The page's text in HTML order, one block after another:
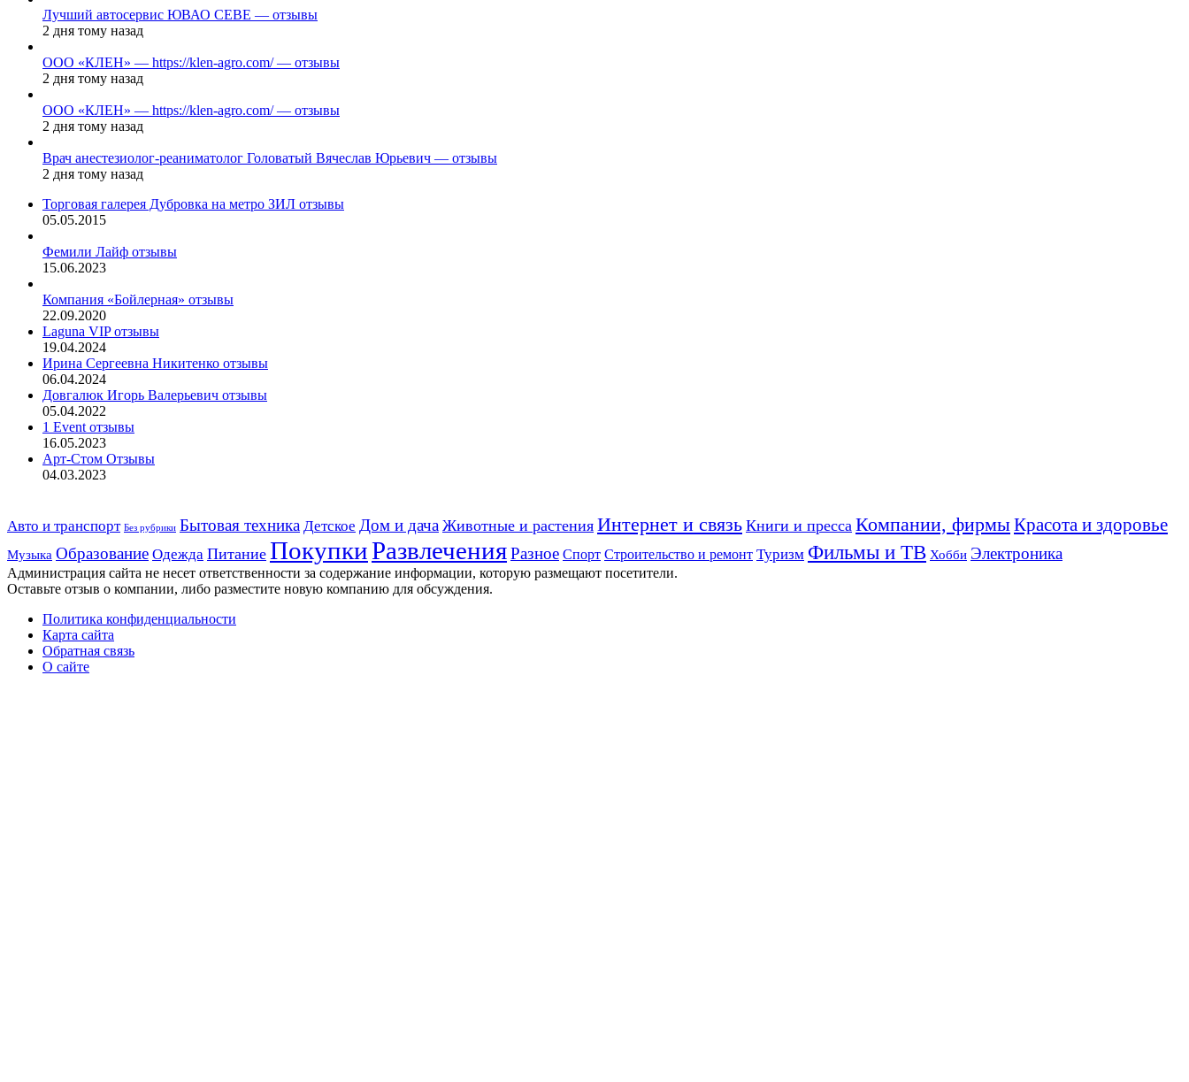
Лучший автосервис ЮВАО CEBE — отзывы
2 дня тому назад
ООО «КЛЕН» — https://klen-agro.com/ — отзывы
2 дня тому назад
ООО «КЛЕН» — https://klen-agro.com/ — отзывы
2 дня тому назад
Врач анестезиолог-реаниматолог Головатый Вячеслав Юрьевич — отзывы
2 дня тому назад
Торговая галерея Дубровка на метро ЗИЛ отзывы
05.05.2015
Фемили Лайф отзывы
15.06.2023
Компания «Бойлерная» отзывы
22.09.2020
Laguna VIP отзывы
19.04.2024
Ирина Сергеевна Никитенко отзывы
06.04.2024
Довгалюк Игорь Валерьевич отзывы
05.04.2022
1 Event отзывы
16.05.2023
Арт-Стом Отзывы
04.03.2023
Авто и транспорт Без рубрики Бытовая техника Детское Дом и дача Животные и растения Интернет и связь Книги и пресса Компании, фирмыКрасота и здоровье
Музыка Образование Одежда Питание ПокупкиРазвлеченияРазное Спорт Строительство и ремонт Туризм Фильмы и ТВ Хобби Электроника
Администрация сайта не несет ответственности за содержание информации, которую размещают посетители.
Оставьте отзыв о компании, либо разместите новую компанию для обсуждения.
Политика конфиденциальности
Карта сайта
Обратная связь
О сайте